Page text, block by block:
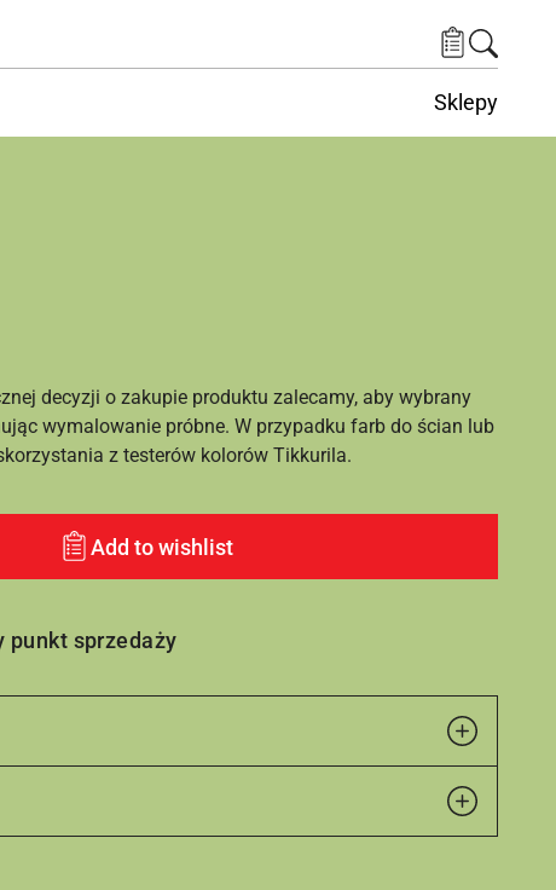
Sklepy
decyzji o zakupie produktu zalecamy, aby wybrany
wymalowanie próbne. W przypadku farb do ścian lub
z testerów kolorów Tikkurila.
Add to wishlist
punkt sprzedaży